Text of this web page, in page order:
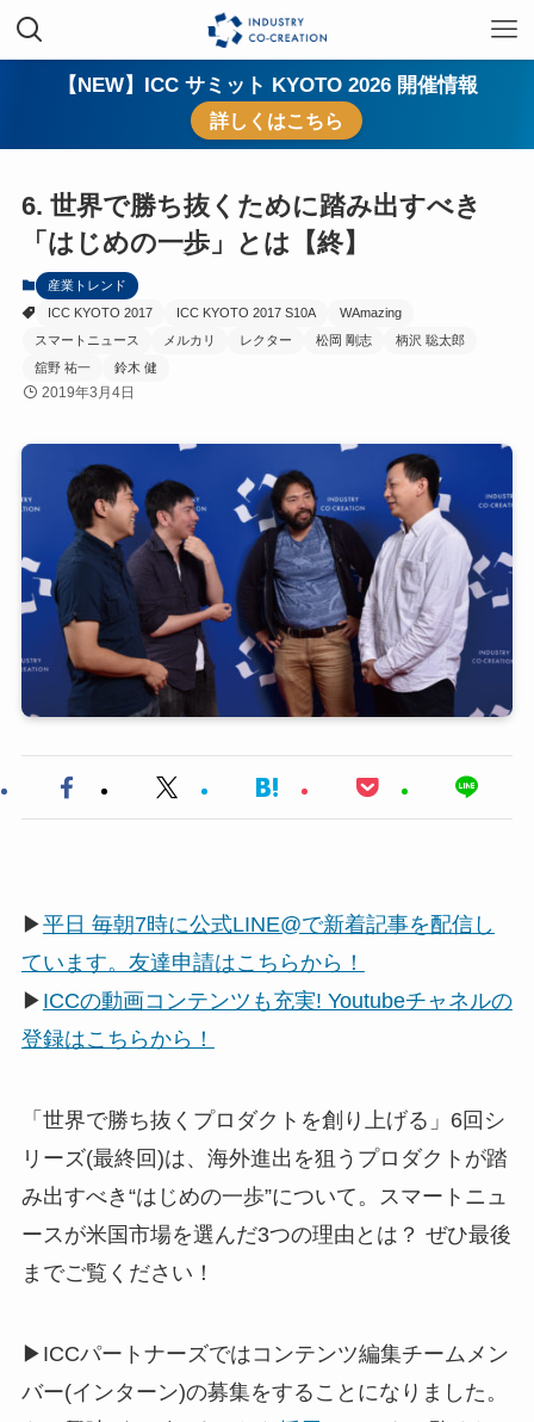
【NEW】ICC サミット KYOTO 2026 開催情報
詳しくはこちら
6. 世界で勝ち抜くために踏み出すべき
「はじめの一歩」とは【終】
産業トレンド
ICC KYOTO 2017
ICC KYOTO 2017 S10A
WAmazing
スマートニュース
メルカリ レクター 松岡 剛志
柄沢 聡太郎
舘野 祐一
鈴木 健
2019年3月4日
▶平日 毎朝7時に公式LINE@で新着記事を配信し
ています。友達申請はこちらから！
▶ ICCの動画コンテンツも充実! Youtubeチャネルの
登録はこちらから！
「世界で勝ち抜くプロダクトを創り上げる」6回シ
リーズ(最終回)は、海外進出を狙うプロダクトが踏
み出すべき“はじめの一歩”について。スマートニュ
ースが米国市場を選んだ3つの理由とは？ ぜひ最後
までご覧ください！
▶ICCパートナーズではコンテンツ編集チームメン
バー(インターン)の募集をすることになりました。